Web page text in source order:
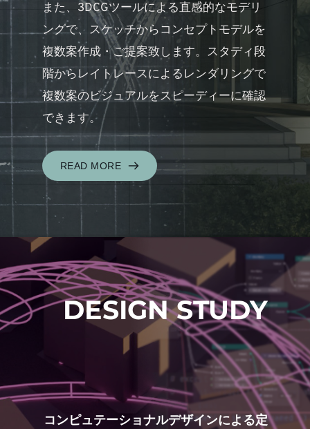
また、3DCGツールによる直感的なモデリ
ングで、スケッチからコンセプトモデルを
複数案作成・ご提案致します。スタディ段
階からレイトレースによるレンダリングで
複数案のビジュアルをスピーディーに確認
できます。
READ MORE
DESIGN STUDY
コンピュテーショナルデザインによる定